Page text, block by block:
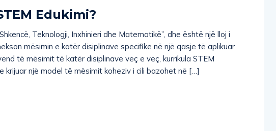
Edukimi?
Teknologji, Inxhinieri dhe Matematikë”, dhe është një lloj i
mësimin e katër disiplinave specifike në një qasje të aplikuar
të mësimit të katër disiplinave veç e veç, kurrikula STEM
krijuar një model të mësimit koheziv i cili bazohet në […]